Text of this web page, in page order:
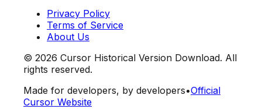
Privacy Policy
Terms of Service
About Us
© 2026 Cursor Historical Version Download. All
rights reserved.
Made for developers, by developers•Official
Cursor Website